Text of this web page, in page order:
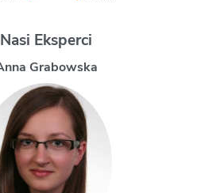
Nasi Eksperci
Magdalena Uchman